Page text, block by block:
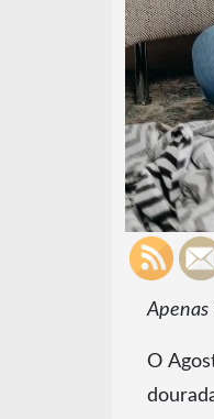
Apenas
O